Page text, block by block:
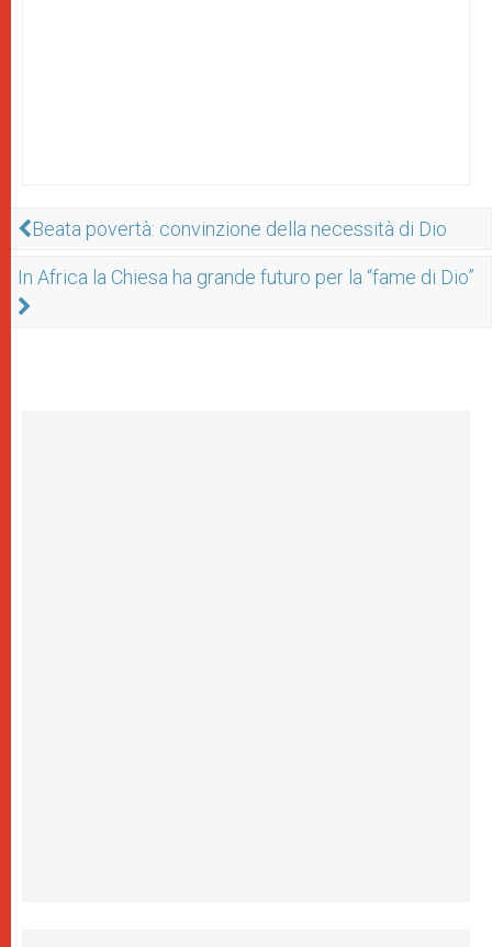
Beata povertà: convinzione della necessità di Dio
In Africa la Chiesa ha grande futuro per la “fame di Dio”